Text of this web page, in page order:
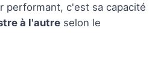
performant, c'est sa capacité
à l'autre selon le